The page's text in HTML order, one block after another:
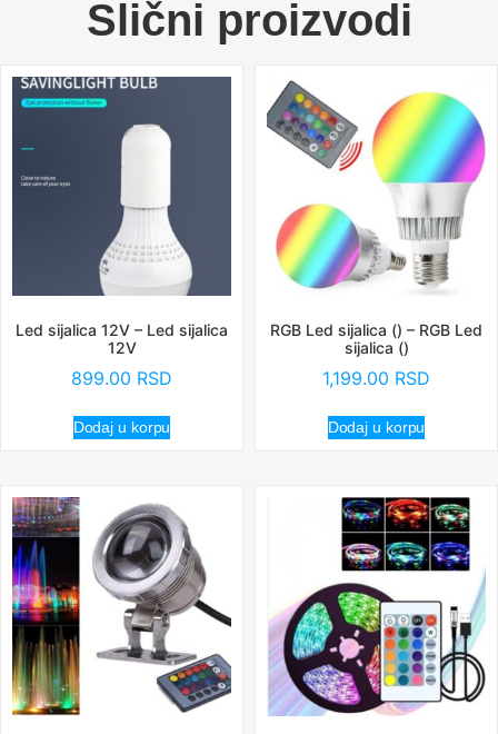
Slični proizvodi
Led sijalica 12V – Led sijalica
12V
899.00 RSD
Dodaj u korpu
RGB Led sijalica () – RGB Led
sijalica ()
1,199.00 RSD
Dodaj u korpu